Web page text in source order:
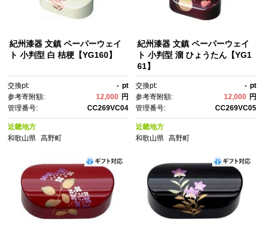
紀州漆器 文鎮 ペーパーウェイ
ト 小判型 白 桔梗【YG160】
交換pt: - pt
参考寄附額:
12,000 円
管理番号:
CC269VC04
近畿地方
和歌山県
高野町
紀州漆器 文鎮 ペーパーウェイ
ト 小判型 溜 ひょうたん【YG1
61】
交換pt: - pt
参考寄附額:
12,000 円
管理番号:
CC269VC05
近畿地方
和歌山県 高野町